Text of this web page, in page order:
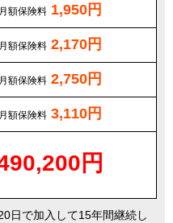
月額保険料 1,950円
月額保険料 2,170円
月額保険料 2,750円
月額保険料 3,110円
円
日で加入して15年間継続し